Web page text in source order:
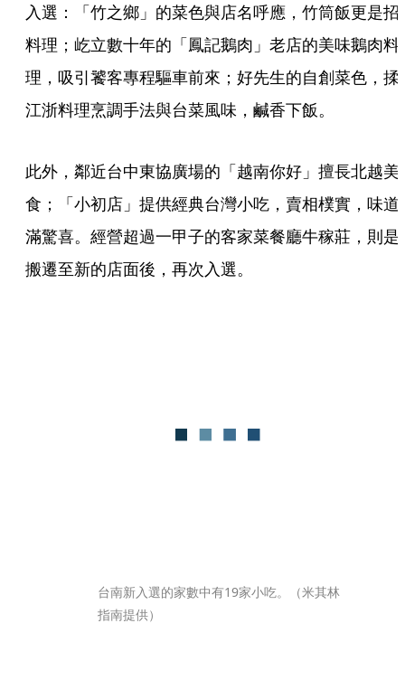
入選：「竹之鄉」的菜色與店名呼應，竹筒飯更是招
料理；屹立數十年的「鳳記鵝肉」老店的美味鵝肉料
理，吸引饕客專程驅車前來；好先生的自創菜色，揉
江浙料理烹調手法與台菜風味，鹹香下飯。
此外，鄰近台中東協廣場的「越南你好」擅長北越美
食；「小初店」提供經典台灣小吃，賣相樸實，味道
滿驚喜。經營超過一甲子的客家菜餐廳牛稼莊，則是
搬遷至新的店面後，再次入選。
台南新入選的家數中有19家小吃。（米其林
指南提供）